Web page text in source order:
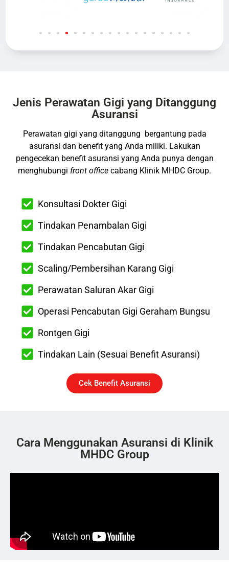
Jenis Perawatan Gigi yang Ditanggung
Asuransi
Perawatan gigi yang ditanggung bergantung pada
asuransi dan benefit yang Anda miliki. Lakukan
pengecekan benefit asuransi yang Anda punya dengan
menghubungi front office cabang Klinik MHDC Group.
Konsultasi Dokter Gigi
Tindakan Penambalan Gigi
Tindakan Pencabutan Gigi
Scaling/Pembersihan Karang Gigi
Perawatan Saluran Akar Gigi
Operasi Pencabutan Gigi Geraham Bungsu
Rontgen Gigi
Tindakan Lain (Sesuai Benefit Asuransi)
Cek Benefit Asuransi
Cara Menggunakan Asuransi di Klinik
MHDC Group